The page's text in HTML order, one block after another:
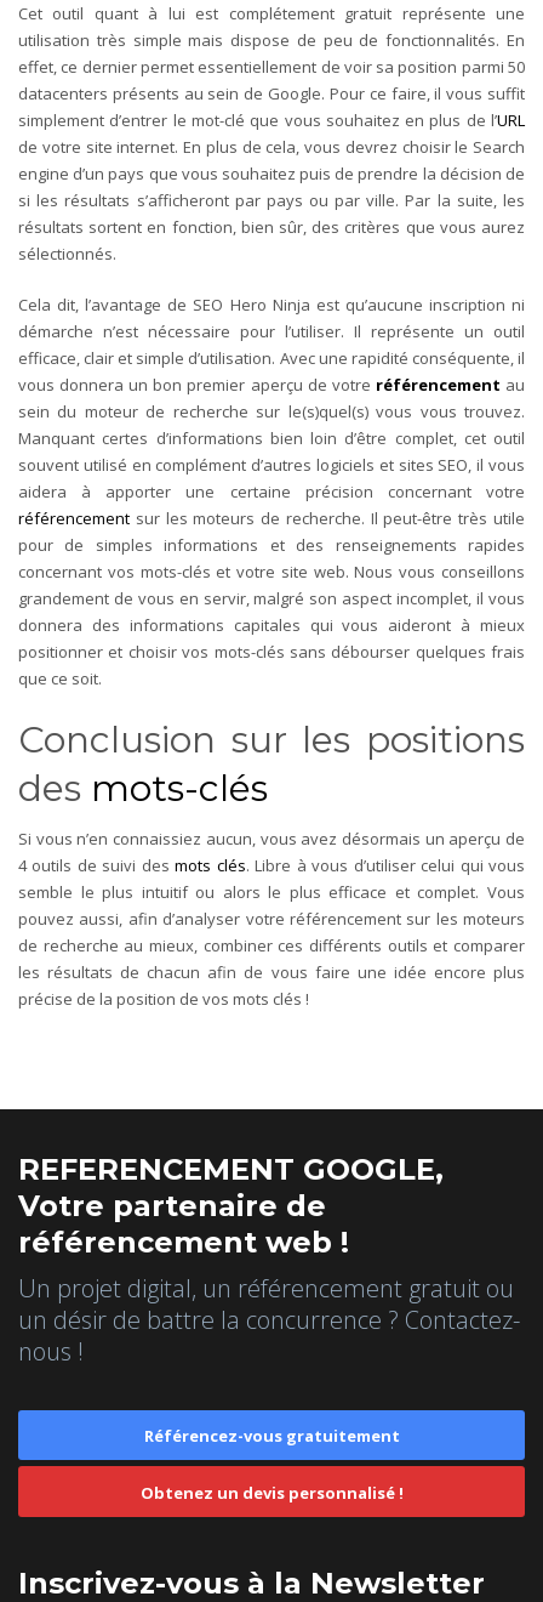
Cet outil quant à lui est complétement gratuit représente une
utilisation très simple mais dispose de peu de fonctionnalités. En
effet, ce dernier permet essentiellement de voir sa position parmi 50
datacenters présents au sein de Google. Pour ce faire, il vous suffit
simplement d’entrer le mot-clé que vous souhaitez en plus de l’URL
de votre site internet. En plus de cela, vous devrez choisir le Search
engine d’un pays que vous souhaitez puis de prendre la décision de
si les résultats s’afficheront par pays ou par ville. Par la suite, les
résultats sortent en fonction, bien sûr, des critères que vous aurez
sélectionnés.
Cela dit, l’avantage de SEO Hero Ninja est qu’aucune inscription ni
démarche n’est nécessaire pour l’utiliser. Il représente un outil
efficace, clair et simple d’utilisation. Avec une rapidité conséquente, il
vous donnera un bon premier aperçu de votre référencement au
sein du moteur de recherche sur le(s)quel(s) vous vous trouvez.
Manquant certes d’informations bien loin d’être complet, cet outil
souvent utilisé en complément d’autres logiciels et sites SEO, il vous
aidera à apporter une certaine précision concernant votre
référencement sur les moteurs de recherche. Il peut-être très utile
pour de simples informations et des renseignements rapides
concernant vos mots-clés et votre site web. Nous vous conseillons
grandement de vous en servir, malgré son aspect incomplet, il vous
donnera des informations capitales qui vous aideront à mieux
positionner et choisir vos mots-clés sans débourser quelques frais
que ce soit.
Conclusion sur les positions
des mots-clés
Si vous n’en connaissiez aucun, vous avez désormais un aperçu de
4 outils de suivi desmots clés. Libre à vous d’utiliser celui qui vous
semble le plus intuitif ou alors le plus efficace et complet. Vous
pouvez aussi, afin d’analyser votre référencement sur les moteurs
de recherche au mieux, combiner ces différents outils et comparer
les résultats de chacun afin de vous faire une idée encore plus
précise de la position de vos mots clés !
REFERENCEMENT GOOGLE,
Votre partenaire de
référencement web !
Un projet digital, un référencement gratuit ou
un désir de battre la concurrence ? Contactez-
nous !
Référencez-vous gratuitement
Obtenez un devis personnalisé !
Inscrivez-vous à la Newsletter